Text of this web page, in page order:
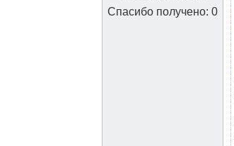
Спасибо получено: 0